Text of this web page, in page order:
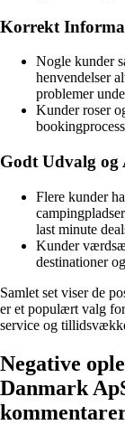
Korrekt
Nogle kunder
henvendelser
problemer
Kunder roser
Godt Udvalg og
Flere kunder
last minute
Kunder
destinationer
Samlet set viser de
er et populært valg
service og
Negative
Danmark